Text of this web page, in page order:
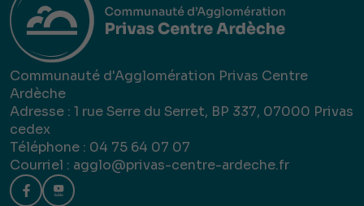
Communauté d'Agglomération Privas Centre
Ardèche
Adresse : 1 rue Serre du Serret, BP 337, 07000 Privas
cedex
Téléphone : 04 75 64 07 07
Courriel : agglo@privas-centre-ardeche.fr